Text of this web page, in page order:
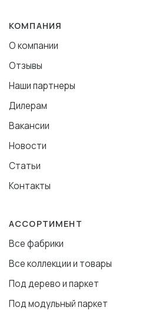
КОМПАНИЯ
О компании
Отзывы
Наши партнеры
Дилерам
Вакансии
Новости
Статьи
Контакты
АССОРТИМЕНТ
Все фабрики
Все коллекции и товары
Под дерево и паркет
Под модульный паркет